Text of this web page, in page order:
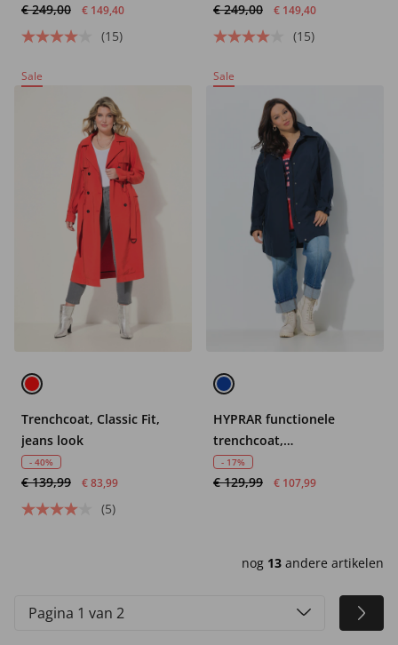
€ 249,00 € 149,40
(15)
€ 249,00 € 149,40
(15)
Sale
Trenchcoat, Classic Fit,
jeans look
- 40%
€ 139,99 € 83,99
(5)
Sale
HYPRAR functionele
trenchcoat,
waterafstotend, capuchon
- 17%
€ 129,99 € 107,99
nog 13 andere artikelen
Pagina 1 van 2